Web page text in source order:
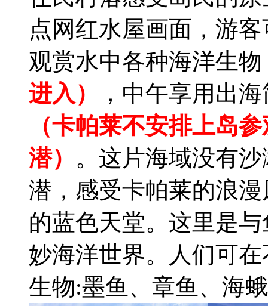
点网红水屋画面，游
观赏水中各种海洋生物
进入）
，中午享用出
（卡帕莱不安排上岛
潜） 。这片海域没有
潜，感受卡帕莱的浪
的蓝色天堂。这里是
妙海洋世界。人们可
生物:墨鱼、章鱼、海